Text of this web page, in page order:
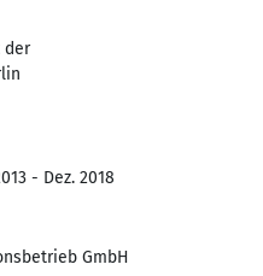
der
- Dez. 2018
GmbH